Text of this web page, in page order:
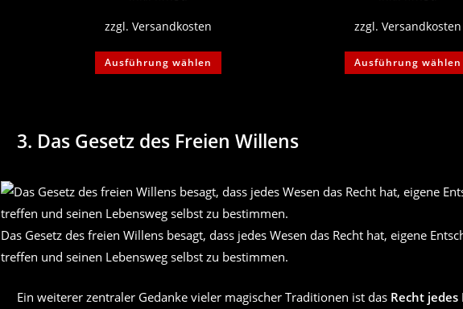
zzgl. Versandkosten
Ausführung wählen Dieses
weist
Optionen
können
gewählt
werden
zzgl. Versandkosten
Ausführung wählen
3. Das Gesetz des Freien Willens
Das Gesetz des freien Willens besagt, dass jedes Wesen das Recht hat, eigene
treffen und seinen Lebensweg selbst zu bestimmen.
Ein weiterer zentraler Gedanke vieler magischer Traditionen ist das Recht